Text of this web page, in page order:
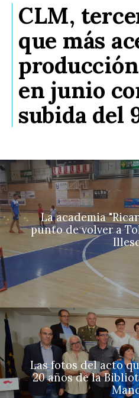
CLM,
que más
en junio
subida del
La academia
punto de volver a
Las fotos del acto
20 años de la